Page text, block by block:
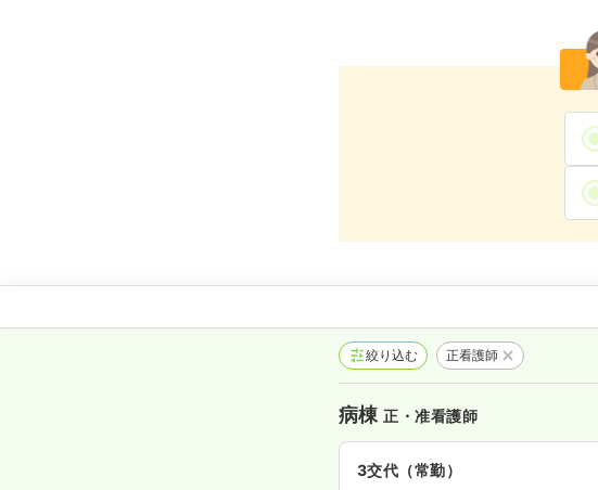
絞り込む 正看護師
病棟正・准看護師
3交代（常勤）